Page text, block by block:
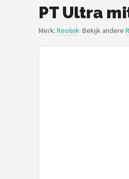
PT Ultra
Merk: Reolink· Bekijk andere